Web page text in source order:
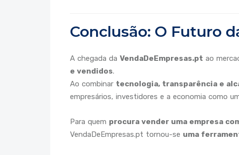
Conclusão: O Futuro
A chegada da VendaDeEmpresas.pt ao
e vendidos.
Ao combinar tecnologia, transparência e
empresários, investidores e a economia como
Para quem procura vender uma empresa
VendaDeEmpresas.pt tornou-se uma